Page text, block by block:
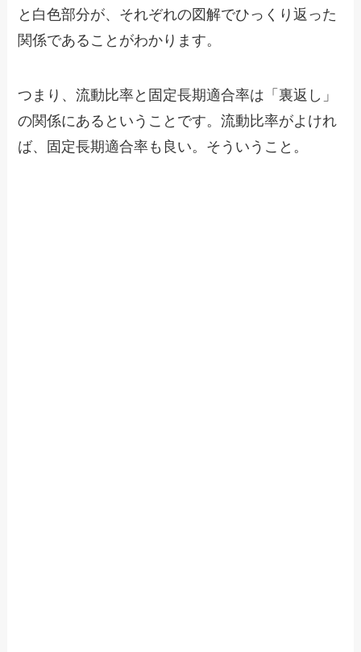
と白色部分が、それぞれの図解でひっくり返った
関係であることがわかります。
つまり、流動比率と固定長期適合率は「裏返し」
の関係にあるということです。流動比率がよけれ
ば、固定長期適合率も良い。そういうこと。